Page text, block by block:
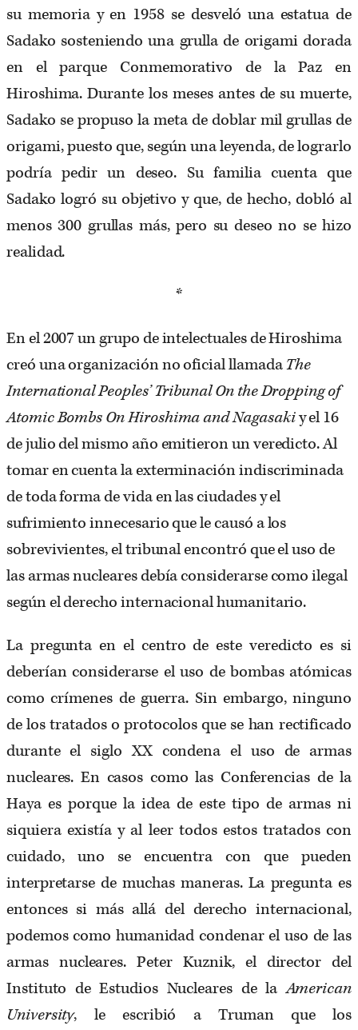
su memoria y en 1958 se desveló una estatua de
Sadako sosteniendo una grulla de origami dorada
en el parque Conmemorativo de la Paz en
Hiroshima. Durante los meses antes de su muerte,
Sadako se propuso la meta de doblar mil grullas de
origami, puesto que, según una leyenda, de lograrlo
podría pedir un deseo. Su familia cuenta que
Sadako logró su objetivo y que, de hecho, dobló al
menos 300 grullas más, pero su deseo no se hizo
realidad.
*
En el 2007 un grupo de intelectuales de Hiroshima
creó una organización no oficial llamadaThe
International Peoples’ Tribunal On the Dropping of
Atomic Bombs On Hiroshima and Nagasakiy el 16
de julio del mismo año emitieron un veredicto. Al
tomar en cuenta la exterminación indiscriminada
de toda forma de vida en las ciudades y el
sufrimiento innecesario que le causó a los
sobrevivientes, el tribunal encontró que el uso de
las armas nucleares debía considerarse como ilegal
según el derecho internacional humanitario.
La pregunta en el centro de este veredicto es si
deberían considerarse el uso de bombas atómicas
como crímenes de guerra. Sin embargo, ninguno
de los tratados o protocolos que se han rectificado
durante el siglo XX condena el uso de armas
nucleares. En casos como las Conferencias de la
Haya es porque la idea de este tipo de armas ni
siquiera existía y al leer todos estos tratados con
cuidado, uno se encuentra con que pueden
interpretarse de muchas maneras. La pregunta es
entonces si más allá del derecho internacional,
podemos como humanidad condenar el uso de las
armas nucleares. Peter Kuznik, el director del
Instituto de Estudios Nucleares de laAmerican
University, le escribió a Truman que los